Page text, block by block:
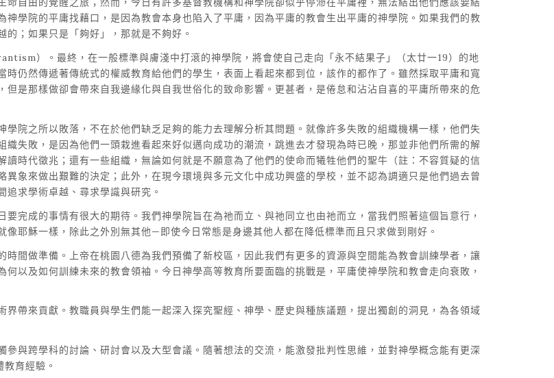
學院的平庸找藉口，是因為教會本身也陷入了平庸，因為平庸的教會生出平庸的神學院。如果我們的教
；如果只是「夠好」，那就是不夠好。
）。最終，在一般標準與膚淺中打滾的神學院，將會使自己走向「永不結果子」（太廿一19）的地
仍然傳遞著傳統式的權威教育給他們的學生，表面上看起來都到位，該作的都作了。雖然採取平庸和寬
是那樣做卻會帶來自我邊緣化與自我世俗化的致命影響。更甚者，是倦怠和沾沾自喜的平庸所帶來的危
院之所以敗落，不在於他們缺乏足夠的能力去理解分析其問題。就像許多失敗的組織機構一樣，他們失
失敗，是因為他們一頭栽進看起來好似邁向成功的潮流，跳進去才發現為時已晚，那並非他們所需的解
時代徵兆；還有一些組織，無論如何就是不願意為了他們的使命而犧牲他們的聖牛（註：不容質疑的信
象來做出艱難的決定；此外，在現今環境與多元文化中成功興盛的學校，並不認為調適只是他們過去曾
求學術卓越、尋求學識與研究。
完成的事情有很大的期待。我們神學院旨在為祂而立、與祂同立也由祂而立，當我們照著這個旨意行，
耶穌一樣，除此之外別無其他—即使今日常態是身邊其他人都在降低標準而且只求做到剛好。
間做準備。上帝在桃園八德為我們預備了新校區，因此我們有更多的資源與空間能為教會訓練學者，讓
以及如何訓練未來的教會領袖。今日神學高等教育所要面臨的挑戰是，平庸使神學院和教會走向衰敗，
帶來貢獻。教職員與學生們能一起深入探究聖經、神學、歷史與種族議題，提出獨創的洞見，為各領域
與跨學科的討論、研討會以及大型會議。隨著想法的交流，能激發批判性思維，並對神學概念能有更深
育經驗。